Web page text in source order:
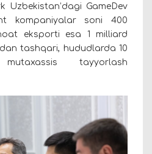
GameDev
kompaniyalar soni 400
eksporti esa 1 milliard
tashqari, hududlarda 10
tayyorlash